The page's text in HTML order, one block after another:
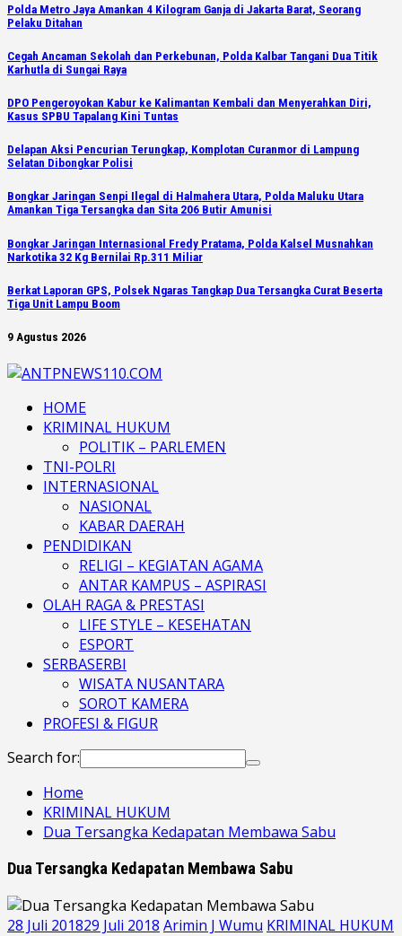
Polda Metro Jaya Amankan 4 Kilogram Ganja di Jakarta Barat, Seorang
Pelaku Ditahan
Cegah Ancaman Sekolah dan Perkebunan, Polda Kalbar Tangani Dua Titik
Karhutla di Sungai Raya
DPO Pengeroyokan Kabur ke Kalimantan Kembali dan Menyerahkan Diri,
Kasus SPBU Tapalang Kini Tuntas
Delapan Aksi Pencurian Terungkap, Komplotan Curanmor di Lampung
Selatan Dibongkar Polisi
Bongkar Jaringan Senpi Ilegal di Halmahera Utara, Polda Maluku Utara
Amankan Tiga Tersangka dan Sita 206 Butir Amunisi
Bongkar Jaringan Internasional Fredy Pratama, Polda Kalsel Musnahkan
Narkotika 32 Kg Bernilai Rp.311 Miliar
Berkat Laporan GPS, Polsek Ngaras Tangkap Dua Tersangka Curat Beserta
Tiga Unit Lampu Boom
9 Agustus 2026
HOME
KRIMINAL HUKUM
POLITIK – PARLEMEN
TNI-POLRI
INTERNASIONAL
NASIONAL
KABAR DAERAH
PENDIDIKAN
RELIGI – KEGIATAN AGAMA
ANTAR KAMPUS – ASPIRASI
OLAH RAGA & PRESTASI
LIFE STYLE – KESEHATAN
ESPORT
SERBASERBI
WISATA NUSANTARA
SOROT KAMERA
PROFESI & FIGUR
Search for:
Home
KRIMINAL HUKUM
Dua Tersangka Kedapatan Membawa Sabu
Dua Tersangka Kedapatan Membawa Sabu
28 Juli 201829 Juli 2018 Arimin J Wumu KRIMINAL HUKUM